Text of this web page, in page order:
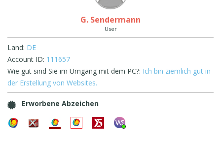
G. Sendermann
User
Land: DE
Account ID: 111657
Wie gut sind Sie im Umgang mit dem PC?: Ich bin ziemlich gut in
der Erstellung von Websites.
Erworbene Abzeichen